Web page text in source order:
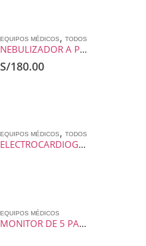
EQUIPOS MÉDICOS, TODOS
NEBULIZADOR A PISTON CA-MI FLO EOLO
S/180.00
EQUIPOS MÉDICOS, TODOS
ELECTROCARDIOGRAFO DE 6 CANALES CONTEC ECG-600G
EQUIPOS MÉDICOS
MONITOR DE 5 PARAMETROS MINDRAY UMEC 10